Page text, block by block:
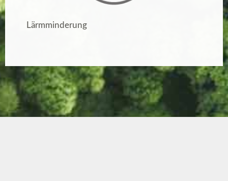
Lärmminderung